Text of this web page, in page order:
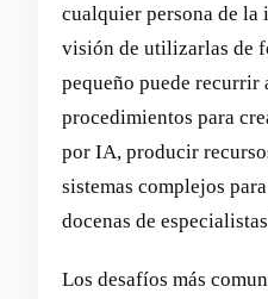
cualquier persona de
visión de utilizarlas de
pequeño puede recurrir
procedimientos para
por IA, producir
sistemas complejos
docenas de
Los desafíos más